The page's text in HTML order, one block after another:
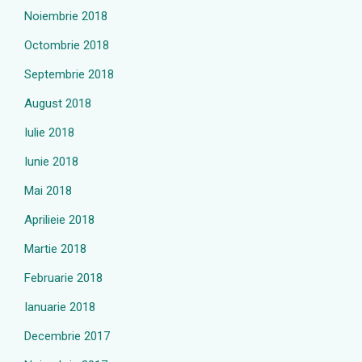
Noiembrie 2018
Octombrie 2018
Septembrie 2018
August 2018
Iulie 2018
Iunie 2018
Mai 2018
Aprilieie 2018
Martie 2018
Februarie 2018
Ianuarie 2018
Decembrie 2017